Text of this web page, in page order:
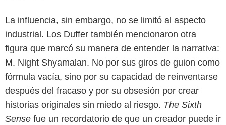
La influencia, sin embargo, no se limitó al aspecto
industrial. Los Duffer también mencionaron otra
figura que marcó su manera de entender la narrativa:
M. Night Shyamalan. No por sus giros de guion como
fórmula vacía, sino por su capacidad de reinventarse
después del fracaso y por su obsesión por crear
historias originales sin miedo al riesgo. The Sixth
Sense fue un recordatorio de que un creador puede ir
Netflix